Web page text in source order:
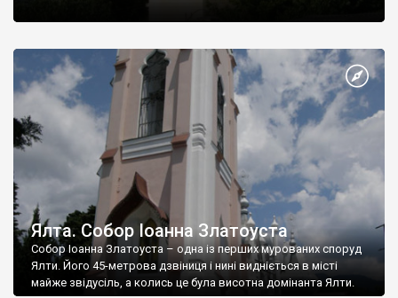
Ялта. Собор Іоанна Златоуста
Собор Іоанна Златоуста – одна із перших мурованих споруд
Ялти. Його 45-метрова дзвіниця і нині видніється в місті
майже звідусіль, а колись це була висотна домінанта Ялти.